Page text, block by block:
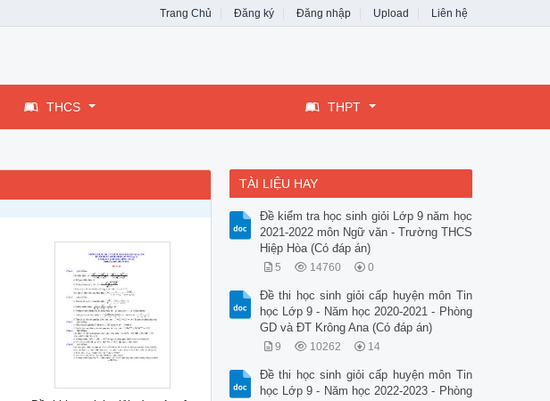
Trang Chủ Đăng ký Đăng nhập Upload Liên hệ
THCS THPT
TÀI LIỆU HAY
Đề kiểm tra học sinh giỏi Lớp 9 năm học
2021-2022 môn Ngữ văn - Trường THCS
Hiệp Hòa (Có đáp án)
5 14760 0
Đề thi học sinh giỏi cấp huyện môn Tin
học Lớp 9 - Năm học 2020-2021 - Phòng
GD và ĐT Krông Ana (Có đáp án)
9 10262 14
Đề thi học sinh giỏi cấp huyện môn Tin
học Lớp 9 - Năm học 2022-2023 - Phòng